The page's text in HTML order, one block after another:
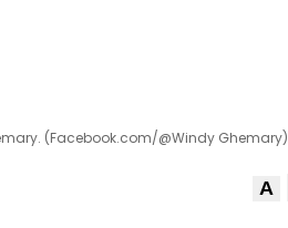
(Facebook.com/@Windy Ghemary)
A